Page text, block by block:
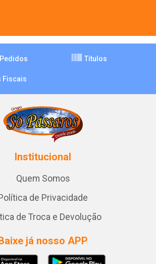
Títulos
Fiscais
Institucional
Quem Somos
de Privacidade
de Troca e Devolução
já nosso APP